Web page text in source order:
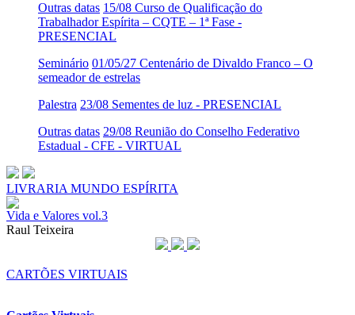
Outras datas 15/08 Curso de Qualificação do
Trabalhador Espírita – CQTE – 1ª Fase -
PRESENCIAL
Seminário 01/05/27 Centenário de Divaldo Franco – O
semeador de estrelas
Palestra 23/08 Sementes de luz - PRESENCIAL
Outras datas 29/08 Reunião do Conselho Federativo
Estadual - CFE - VIRTUAL
LIVRARIA MUNDO ESPÍRITA
Vida e Valores vol.3
Raul Teixeira
CARTÕES VIRTUAIS